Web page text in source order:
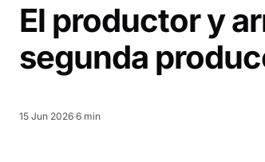
El productor y
segunda
15 Jun 2026·6 min